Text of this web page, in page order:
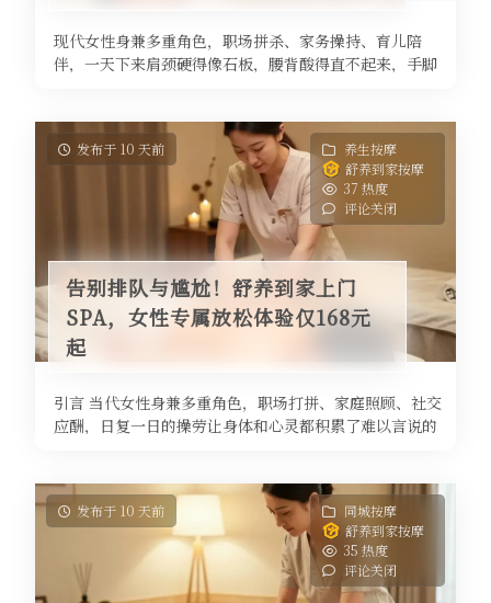
现代女性身兼多重角色，职场拼杀、家务操持、育儿陪
伴，一天下来肩颈硬得像石板，腰背酸得直不起来，手脚
发布于 10 天前
养生按摩
舒养到家按摩
37 热度
评论关闭
告别排队与尴尬！舒养到家上门
SPA，女性专属放松体验仅168元
起
引言 当代女性身兼多重角色，职场打拼、家庭照顾、社交
应酬，日复一日的操劳让身体和心灵都积累了难以言说的
发布于 10 天前
同城按摩
舒养到家按摩
35 热度
评论关闭